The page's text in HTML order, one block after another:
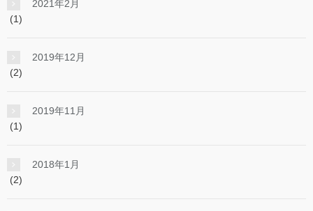
2021年2月
(1)
2019年12月
(2)
2019年11月
(1)
2018年1月
(2)